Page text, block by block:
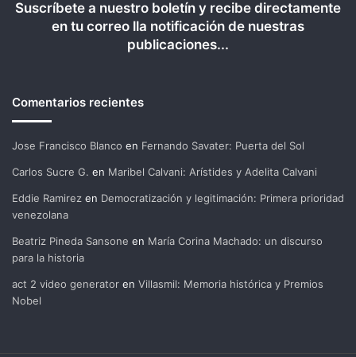
Suscríbete a nuestro boletín y recibe directamente
en tu correo lla notificación de nuestras
publicaciones...
Comentarios recientes
Jose Francisco Blanco en Fernando Savater: Puerta del Sol
Carlos Sucre G. en Maribel Calvani: Arístides y Adelita Calvani
Eddie Ramirez en Democratización y legitimación: Primera prioridad
venezolana
Beatriz Pineda Sansone en María Corina Machado: un discurso
para la historia
act 2 video generator en Villasmil: Memoria histórica y Premios
Nobel